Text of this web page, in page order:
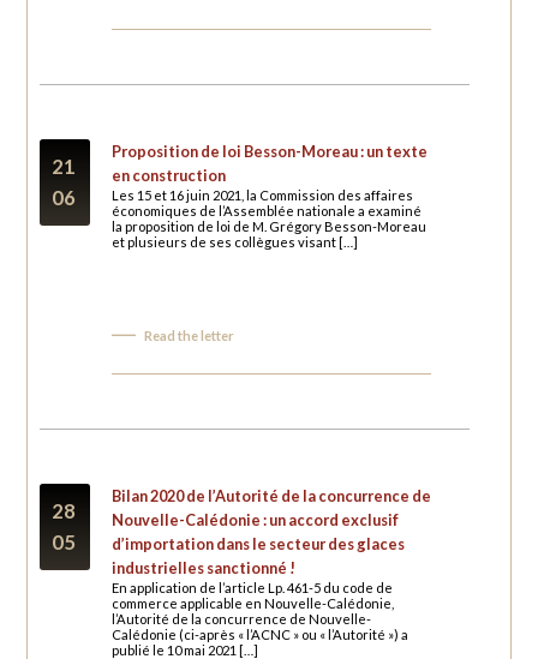
21
06
Proposition de loi Besson-Moreau : un texte
en construction
Les 15 et 16 juin 2021, la Commission des affaires
économiques de l’Assemblée nationale a examiné
la proposition de loi de M. Grégory Besson-Moreau
et plusieurs de ses collègues visant […]
Read the letter
28
05
Bilan 2020 de l’Autorité de la concurrence de
Nouvelle-Calédonie : un accord exclusif
d’importation dans le secteur des glaces
industrielles sanctionné !
En application de l’article Lp. 461-5 du code de
commerce applicable en Nouvelle-Calédonie,
l’Autorité de la concurrence de Nouvelle-
Calédonie (ci-après « l’ACNC » ou « l’Autorité ») a
publié le 10 mai 2021 […]